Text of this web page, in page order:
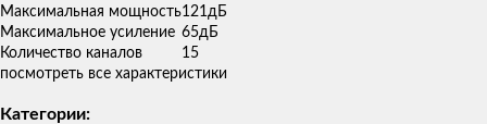
Максимальная мощность121дБ
Максимальное усиление 65дБ
Количество каналов
15
посмотреть все характеристики
Категории: